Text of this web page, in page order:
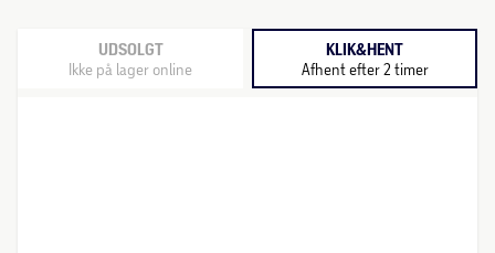
UDSOLGT
Ikke på lager online
KLIK&HENT
Afhent efter 2 timer